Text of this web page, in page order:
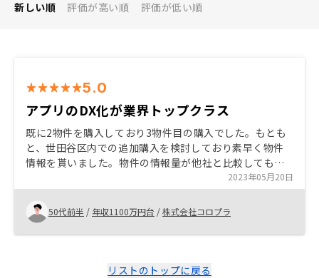
新しい順 評価が高い順 評価が低い順
5.0
アプリのDX化が業界トップクラス
既に2物件を購入しており3物件目の購入でした。もとも
と、世田谷区内での追加購入を検討しており素早く物件
情報を貰いました。物件の情報量が他社と比較しても多
いと思います。また、購入後のアプリ管理やDX化の推進
も購入のきっかけになっています。 固定資産税の支払い
等、税金関連の管理も物件毎で管理出来ると尚良いと思
います
2023年05月20日
50代前半 / 年収1100万円台 /株式会社コロプラ
リストのトップに戻る